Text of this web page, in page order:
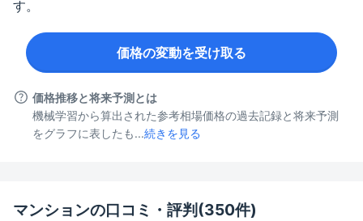
す。
価格の変動を受け取る
価格推移と将来予測とは
機械学習から算出された参考相場価格の過去記録と将来予測
をグラフに表したも...続きを見る
マンションの口コミ・評判(350件)